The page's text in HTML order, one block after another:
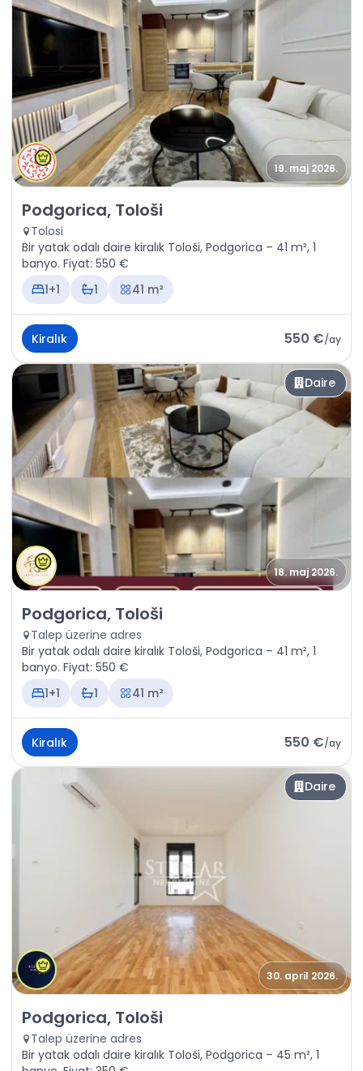
19. maj 2026.
Kiralık - Daire Podgorica, Tološi
Podgorica, Tološi
Tolosi
Bir yatak odalı daire kiralık Tološi, Podgorica – 41 m², 1
banyo. Fiyat: 550 €
1+1
1 41 m²
Kiralık 550 €/ay
Daire
18. maj 2026.
Kiralık - Daire Podgorica, Tološi
Podgorica, Tološi
Talep üzerine adres
Bir yatak odalı daire kiralık Tološi, Podgorica – 41 m², 1
banyo. Fiyat: 550 €
1+1
1 41 m²
Kiralık 550 €/ay
Daire
30. april 2026.
Kiralık - Daire Podgorica, Tološi
Podgorica, Tološi
Talep üzerine adres
Bir yatak odalı daire kiralık Tološi, Podgorica – 45 m², 1